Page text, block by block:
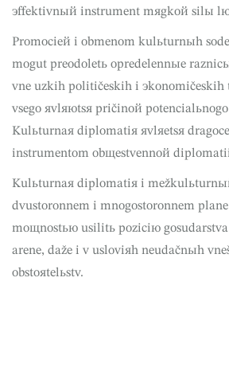
эffektivnый instrument mяgkoй silы
Promocieй i obmenom kulьturnыh
mogut preodoletь opredelennыe
vne uzkih političeskih i эkonomičeskih
vsego яvlяюtsя pričinoй
Kulьturnaя diplomatiя яvlяetsя
instrumentom obщestvennoй
Kulьturnaя diplomatiя i
dvustoronnem i mnogostoronnem
moщnostью usilitь poziciю
arene, daže i v usloviяh neudačnыh
obstoяtelьstv.